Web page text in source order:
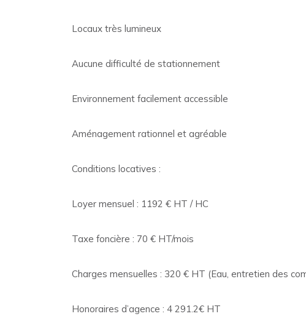
Locaux très lumineux
Aucune difficulté de stationnement
Environnement facilement accessible
Aménagement rationnel et agréable
Conditions locatives :
Loyer mensuel : 1192 € HT / HC
Taxe foncière : 70 € HT/mois
Charges mensuelles : 320 € HT (Eau, entretien des
Honoraires d’agence : 4 291.2€ HT